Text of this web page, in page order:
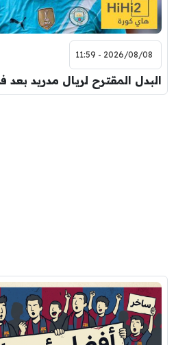
2026/08/08 - 11:59
البدل المقترح لريال مدريد